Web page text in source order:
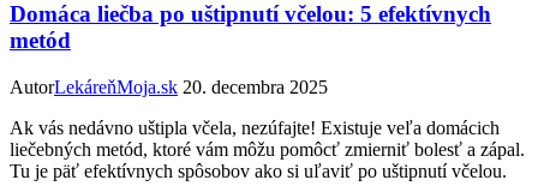
Domáca liečba po uštipnutí včelou: 5 efektívnych
metód
AutorLekáreňMoja.sk 20. decembra 2025
Ak vás nedávno uštipla včela, nezúfajte! Existuje veľa domácich
liečebných metód, ktoré vám môžu pomôcť zmierniť bolesť a zápal.
Tu je päť efektívnych spôsobov ako si uľaviť po uštipnutí včelou.